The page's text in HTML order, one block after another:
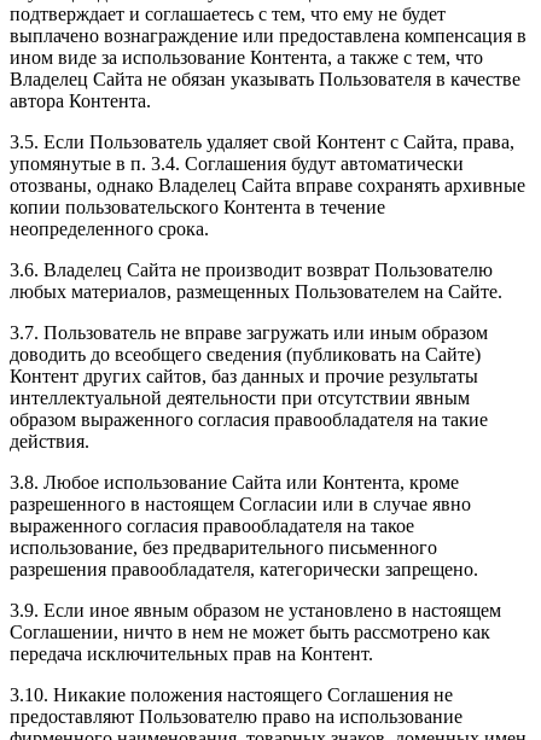
подтверждает и соглашаетесь с тем, что ему не будет
выплачено вознаграждение или предоставлена компенсация в
ином виде за использование Контента, а также с тем, что
Владелец Сайта не обязан указывать Пользователя в качестве
автора Контента.
3.5. Если Пользователь удаляет свой Контент с Сайта, права,
упомянутые в п. 3.4. Соглашения будут автоматически
отозваны, однако Владелец Сайта вправе сохранять архивные
копии пользовательского Контента в течение
неопределенного срока.
3.6. Владелец Сайта не производит возврат Пользователю
любых материалов, размещенных Пользователем на Сайте.
3.7. Пользователь не вправе загружать или иным образом
доводить до всеобщего сведения (публиковать на Сайте)
Контент других сайтов, баз данных и прочие результаты
интеллектуальной деятельности при отсутствии явным
образом выраженного согласия правообладателя на такие
действия.
3.8. Любое использование Сайта или Контента, кроме
разрешенного в настоящем Согласии или в случае явно
выраженного согласия правообладателя на такое
использование, без предварительного письменного
разрешения правообладателя, категорически запрещено.
3.9. Если иное явным образом не установлено в настоящем
Соглашении, ничто в нем не может быть рассмотрено как
передача исключительных прав на Контент.
3.10. Никакие положения настоящего Соглашения не
предоставляют Пользователю право на использование